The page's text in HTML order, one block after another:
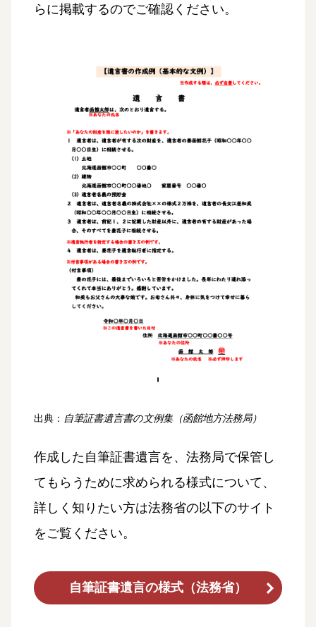
らに掲載するのでご確認ください。
出典： 自筆証書遺言書の文例集（函館地方法務局）
作成した自筆証書遺言を、法務局で保管し
てもらうために求められる様式について、
詳しく知りたい方は法務省の以下のサイト
をご覧ください。
自筆証書遺言の様式（法務省）